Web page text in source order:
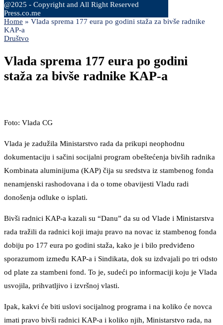
@2025 - Copyright and All Right Reserved
Press.co.me
Home » Vlada sprema 177 eura po godini staža za bivše radnike
KAP-a
Društvo
Vlada sprema 177 eura po godini
staža za bivše radnike KAP-a
Foto: Vlada CG
Vlada je zadužila Ministarstvo rada da prikupi neophodnu
dokumentaciju i sačini socijalni program obeštećenja bivših radnika
Kombinata aluminijuma (KAP) čija su sredstva iz stambenog fonda
nenamjenski rashodovana i da o tome obavijesti Vladu radi
donošenja odluke o isplati.
Bivši radnici KAP-a kazali su “Danu” da su od Vlade i Ministarstva
rada tražili da radnici koji imaju pravo na novac iz stambenog fonda
dobiju po 177 eura po godini staža, kako je i bilo predviđeno
sporazumom između KAP-a i Sindikata, dok su izdvajali po tri odsto
od plate za stambeni fond. To je, sudeći po informaciji koju je Vlada
usvojila, prihvatljivo i izvršnoj vlasti.
Ipak, kakvi će biti uslovi socijalnog programa i na koliko će novca
imati pravo bivši radnici KAP-a i koliko njih, Ministarstvo rada, na